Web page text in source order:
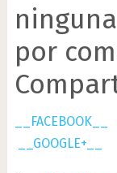
por
__FACEBOOK__
__GOOGLE+__